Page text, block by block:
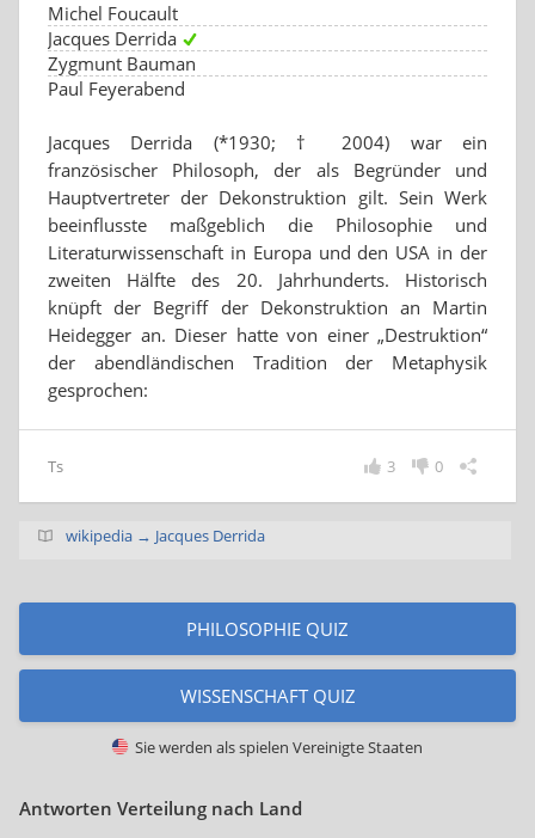
Michel Foucault
Jacques Derrida
Zygmunt Bauman
Paul Feyerabend
Jacques Derrida (*1930; † 2004) war ein
französischer Philosoph, der als Begründer und
Hauptvertreter der Dekonstruktion gilt. Sein Werk
beeinflusste maßgeblich die Philosophie und
Literaturwissenschaft in Europa und den USA in der
zweiten Hälfte des 20. Jahrhunderts. Historisch
knüpft der Begriff der Dekonstruktion an Martin
Heidegger an. Dieser hatte von einer „Destruktion“
der abendländischen Tradition der Metaphysik
gesprochen:
Ts 0
3
wikipedia → Jacques Derrida
PHILOSOPHIE QUIZ
WISSENSCHAFT QUIZ
Sie werden als spielen Vereinigte Staaten
Antworten Verteilung nach Land